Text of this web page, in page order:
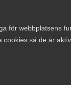
för webbplatsens
cookies så de är